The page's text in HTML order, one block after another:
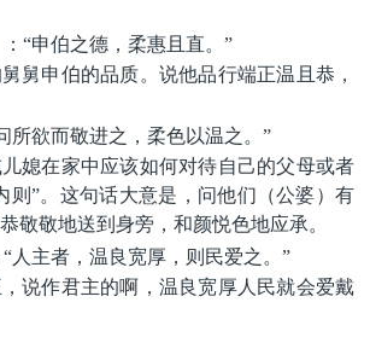
： “申伯之德，柔惠且直。”
舅申伯的品质。 说他品行端正温且恭，
所欲而敬进之，柔色以温之。”
儿媳在家中应该如何对待自己的父母或者
则”。 这句话大意是， 问他们（公婆）有
敬敬地送到身旁，和颜悦色地应承。
“人主者，温良宽厚，则民爱之。”
说作君主的啊 ，温良宽厚人民就会爱戴